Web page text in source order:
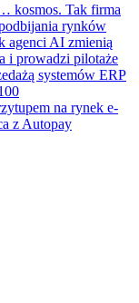
kosmos. Tak firma
rynków
agenci AI zmienią
i prowadzi pilotaże
systemów ERP
na rynek e-
z Autopay